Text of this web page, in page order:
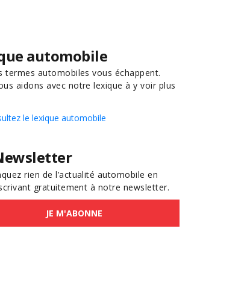
automobile
termes automobiles vous échappent.
aidons avec notre lexique à y voir plus
le lexique automobile
rien de l’actualité automobile en
gratuitement à notre newsletter.
JE M'ABONNE